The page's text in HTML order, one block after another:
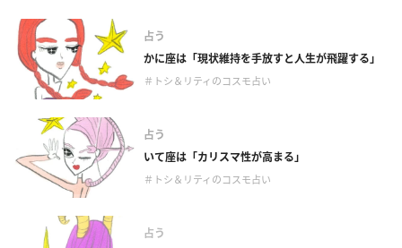
占う
かに座は「現状維持を手放すと人生が飛躍する」
＃トシ＆リティのコスモ占い
占う
いて座は「カリスマ性が高まる」
＃トシ＆リティのコスモ占い
占う